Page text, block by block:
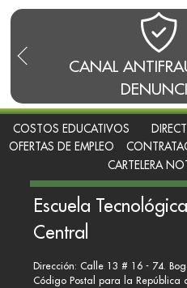
CANAL
COSTOS EDUCATIVOS
OFERTAS DE EMPLEO
CARTELERA
Escuela
Central
Dirección: Calle 13 # 16 - 74.
Código Postal para la República